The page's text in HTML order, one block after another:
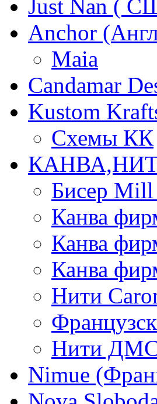
Just Nan (
Anchor
Maia
Candamar
Kustom
Схемы КК
Бисер
Канва
Канва
Канва
Нити
Нити
Nimue